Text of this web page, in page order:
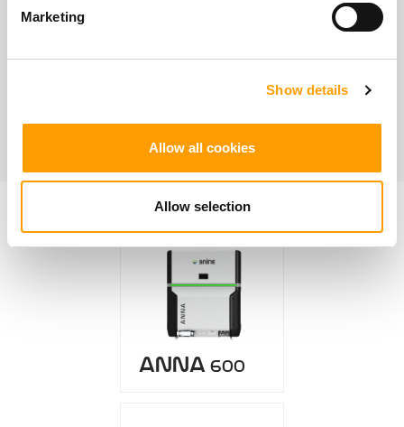
Marketing
Show details
Allow all cookies
Allow selection
anna 600